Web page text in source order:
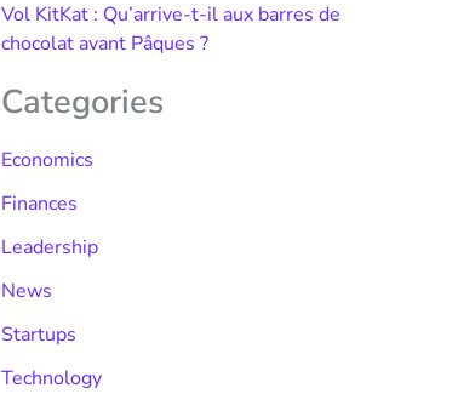
Vol KitKat : Qu’arrive-t-il aux barres de
chocolat avant Pâques ?
Categories
Economics
Finances
Leadership
News
Startups
Technology